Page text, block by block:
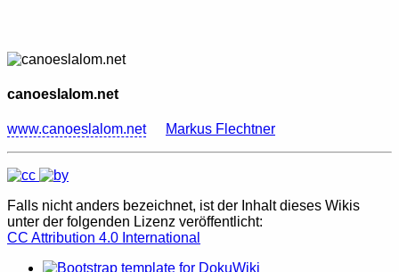
canoeslalom.net
www.canoeslalom.net Markus Flechtner
Falls nicht anders bezeichnet, ist der Inhalt dieses Wikis
unter der folgenden Lizenz veröffentlicht:
CC Attribution 4.0 International